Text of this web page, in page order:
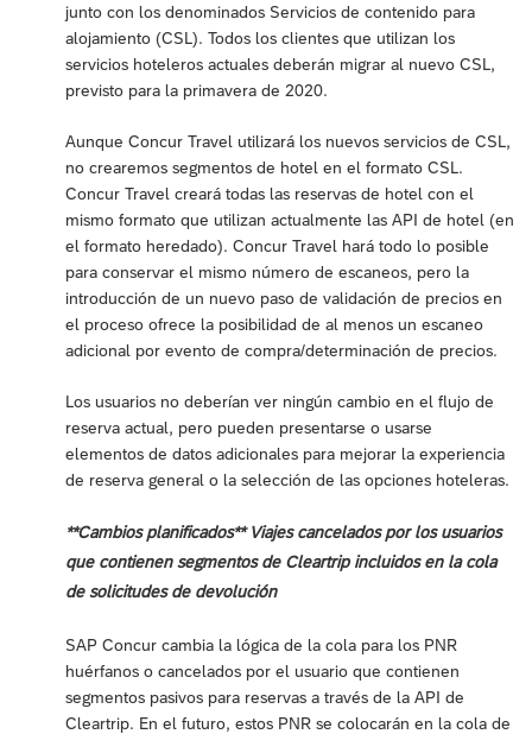
junto con los denominados Servicios de contenido para
alojamiento (CSL). Todos los clientes que utilizan los
servicios hoteleros actuales deberán migrar al nuevo CSL,
previsto para la primavera de 2020.
Aunque Concur Travel utilizará los nuevos servicios de CSL,
no crearemos segmentos de hotel en el formato CSL.
Concur Travel creará todas las reservas de hotel con el
mismo formato que utilizan actualmente las API de hotel (en
el formato heredado). Concur Travel hará todo lo posible
para conservar el mismo número de escaneos, pero la
introducción de un nuevo paso de validación de precios en
el proceso ofrece la posibilidad de al menos un escaneo
adicional por evento de compra/determinación de precios.
Los usuarios no deberían ver ningún cambio en el flujo de
reserva actual, pero pueden presentarse o usarse
elementos de datos adicionales para mejorar la experiencia
de reserva general o la selección de las opciones hoteleras.
**Cambios planificados** Viajes cancelados por los usuarios
que contienen segmentos de Cleartrip incluidos en la cola
de solicitudes de devolución
SAP Concur cambia la lógica de la cola para los PNR
huérfanos o cancelados por el usuario que contienen
segmentos pasivos para reservas a través de la API de
Cleartrip. En el futuro, estos PNR se colocarán en la cola de